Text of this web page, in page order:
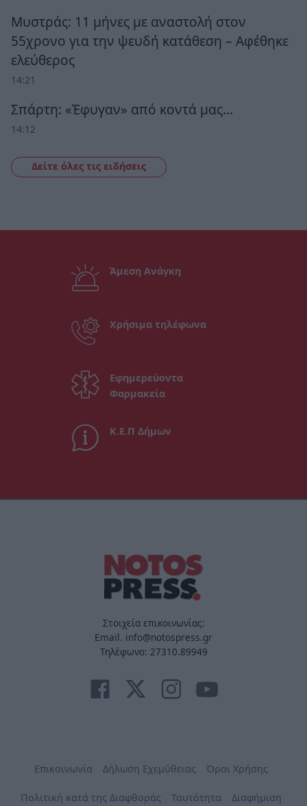
Μυστράς: 11 μήνες με αναστολή στον
55χρονο για την ψευδή κατάθεση – Αφέθηκε
ελεύθερος
14:21
Σπάρτη: «Έφυγαν» από κοντά μας…
14:12
Δείτε όλες τις ειδήσεις
Άμεση Ανάγκη
Χρήσιμα τηλέφωνα
Εφημερεύοντα
Φαρμακεία
Κ.Ε.Π Δήμων
Στοιχεία επικοινωνίας:
Email. info@notospress.gr
Τηλέφωνο: 27310.89949
Επικοινωνία Δήλωση Εχεμύθειας Όροι Χρήσης
Πολιτική κατά της Διαφθοράς Ταυτότητα Διαφήμιση